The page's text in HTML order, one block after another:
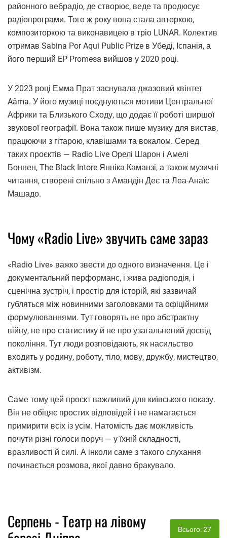
районного вебрадіо, де створює, веде та продюсує
радіопрограми. Того ж року вона стала авторкою,
композиторкою та виконавицею в тріо LUNAR. Колектив
отримав Sabina Por Aqui Public Prize в Убеді, Іспанія, а
його перший EP Promesa вийшов у 2020 році.
У 2023 році Емма Прат заснувала джазовий квінтет
Aâma. У його музиці поєднуються мотиви Центральної
Африки та Близького Сходу, що додає її роботі ширшої
звукової географії. Вона також пише музику для вистав,
працюючи з гітарою, клавішами та вокалом. Серед
таких проєктів — Radio Live Орелі Шарон і Амелі
Боннен, The Black Intore Янніка Каманзі, а також музичні
читання, створені спільно з Амандін Деє та Леа-Анаїс
Машадо.
Чому «Radio Live» звучить саме зараз
«Radio Live» важко звести до одного визначення. Це і
документальний перформанс, і жива радіоподія, і
сценічна зустріч, і простір для історій, які зазвичай
губляться між новинними заголовками та офіційними
формулюваннями. Тут говорять не про абстрактну
війну, не про статистику й не про узагальнений досвід
покоління. Тут люди розповідають, як насильство
входить у родину, роботу, тіло, мову, дружбу, мистецтво,
активізм.
Саме тому цей проєкт важливий для київського показу.
Він не обіцяє простих відповідей і не намагається
примирити всіх із усім. Натомість дає можливість
почути різні голоси поруч — у їхній складності,
вразливості й силі. А інколи саме з такого слухання
починається розмова, якої давно бракувало.
Серпень - Театр на лівому
Всього: 27